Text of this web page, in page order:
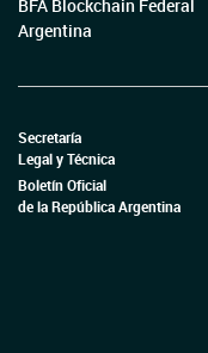
BFA Blockchain Federal
Argentina
Secretaría
Legal y Técnica
Boletín Oficial
de la República Argentina